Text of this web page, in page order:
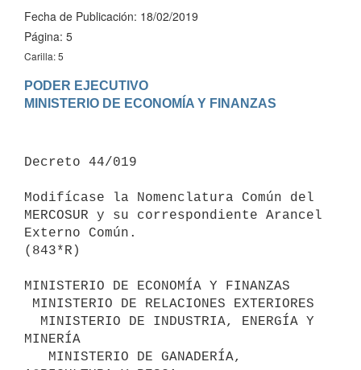
Fecha de Publicación: 18/02/2019
Página: 5
Carilla: 5
PODER EJECUTIVO
Decreto 44/019
Modifícase la Nomenclatura Común del
MERCOSUR y su correspondiente Arancel
Externo Común.
(843*R)
MINISTERIO DE ECONOMÍA Y FINANZAS
MINERÍA